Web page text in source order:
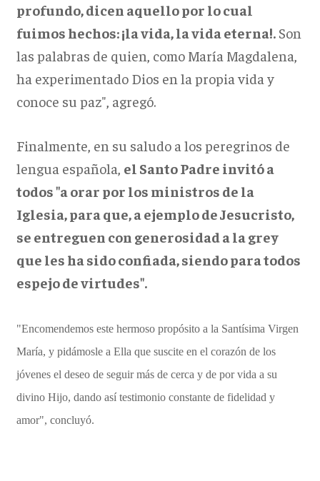
profundo, dicen aquello por lo cual
fuimos hechos: ¡la vida, la vida eterna!.Son
las palabras de quien, como María Magdalena,
ha experimentado Dios en la propia vida y
conoce su paz", agregó.
Finalmente, en su saludo a los peregrinos de
lengua española, el Santo Padre invitó a
todos "a orar por los ministros de la
Iglesia, para que, a ejemplo de Jesucristo,
se entreguen con generosidad a la grey
que les ha sido confiada, siendo para todos
espejo de virtudes".
"Encomendemos este hermoso propósito a la Santísima Virgen
María, y pidámosle a Ella que suscite en el corazón de los
jóvenes el deseo de seguir más de cerca y de por vida a su
divino Hijo, dando así testimonio constante de fidelidad y
amor", concluyó.